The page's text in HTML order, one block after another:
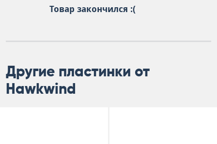
Товар закончился :(
Другие пластинки от
Hawkwind